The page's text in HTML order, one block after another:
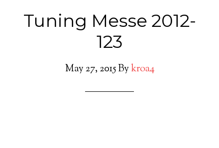
Tuning Messe 2012-
123
May 27, 2015Bykroa4